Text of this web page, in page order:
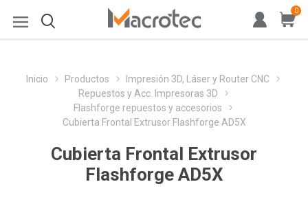
0
Inicio Productos
Impresión 3D, Láser y Router CNC
Repuestos y Acc. Impresoras 3D
Flashforge repuestos y accesorios
Cubierta Frontal Extrusor Flashforge AD5X
Cubierta Frontal Extrusor
Flashforge AD5X